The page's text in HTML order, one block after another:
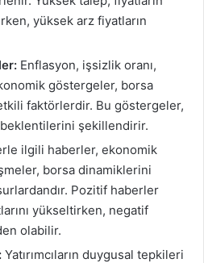
yüksek arz fiyatların
Enflasyon, işsizlik oranı,
göstergeler, borsa
faktörlerdir. Bu göstergeler,
beklentilerini şekillendirir.
ilgili haberler, ekonomik
borsa dinamiklerini
Pozitif haberler
yükseltirken, negatif
olabilir.
Yatırımcıların duygusal tepkileri